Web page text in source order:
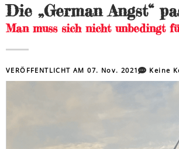
Die „German Angst“
Man muss sich nicht unbedingt
VERÖFFENTLICHT AM07. Nov. 2021 Keine